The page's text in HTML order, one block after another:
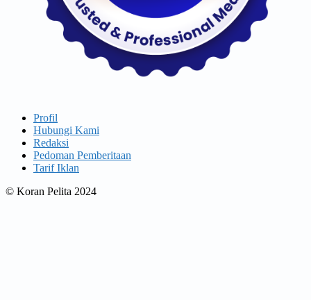
Profil
Hubungi Kami
Redaksi
Pedoman Pemberitaan
Tarif Iklan
© Koran Pelita 2024